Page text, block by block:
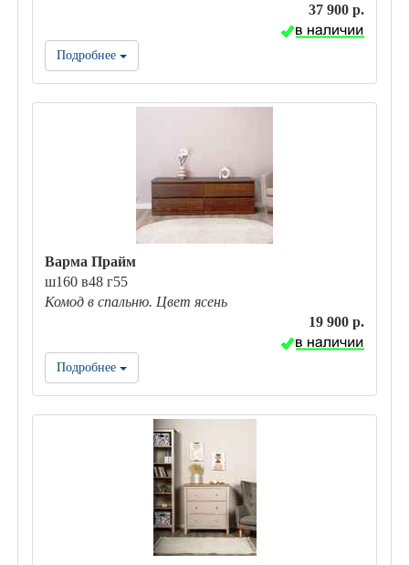
37 900 р.
Подробнее
Варма Прайм
ш160 в48 г55
Комод в спальню. Цвет ясень
19 900 р.
Подробнее